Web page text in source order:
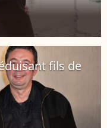
fils de